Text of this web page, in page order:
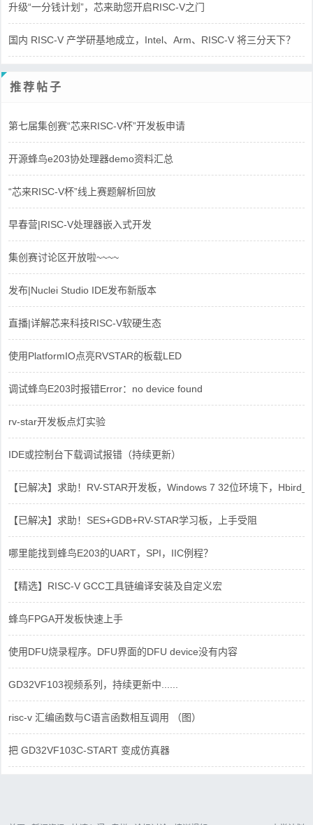
升级“一分钱计划”，芯来助您开启RISC-V之门
国内 RISC-V 产学研基地成立，Intel、Arm、RISC-V 将三分天下？
推荐帖子
第七届集创赛“芯来RISC-V杯”开发板申请
开源蜂鸟e203协处理器demo资料汇总
“芯来RISC-V杯”线上赛题解析回放
早春营|RISC-V处理器嵌入式开发
集创赛讨论区开放啦~~~~
发布|Nuclei Studio IDE发布新版本
直播|详解芯来科技RISC-V软硬生态
使用PlatformIO点亮RVSTAR的板载LED
调试蜂鸟E203时报错Error：no device found
rv-star开发板点灯实验
IDE或控制台下载调试报错（持续更新）
【已解决】求助！RV-STAR开发板，Windows 7 32位环境下，
【已解决】求助！SES+GDB+RV-STAR学习板，上手受阻
哪里能找到蜂鸟E203的UART，SPI，IIC例程？
【精选】RISC-V GCC工具链编译安装及自定义宏
蜂鸟FPGA开发板快速上手
使用DFU烧录程序。DFU界面的DFU device没有内容
GD32VF103视频系列，持续更新中......
risc-v 汇编函数与C语言函数相互调用 （图）
把 GD32VF103C-START 变成仿真器